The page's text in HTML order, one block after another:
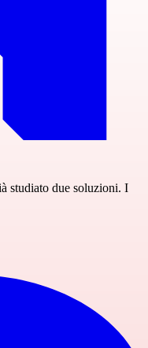
studiato due soluzioni. I